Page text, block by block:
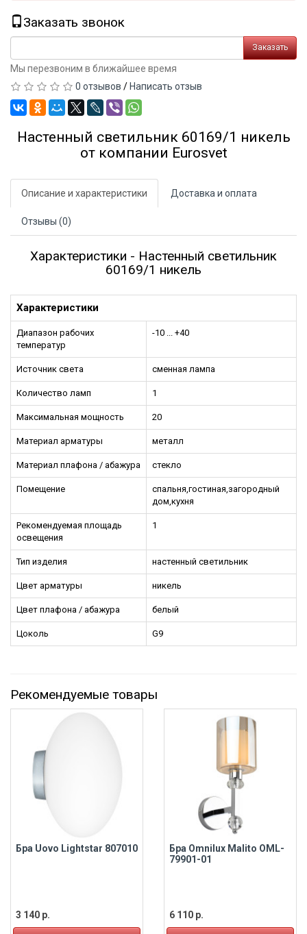
Заказать звонок
Заказать
Мы перезвоним в ближайшее время
0 отзывов / Написать отзыв
Настенный светильник 60169/1 никель
от компании Eurosvet
Описание и характеристики Доставка и оплата
Отзывы (0)
Характеристики - Настенный светильник
60169/1 никель
Характеристики
Диапазон рабочих
температур
-10 ... +40
Источник света сменная лампа
Количество ламп 1
Максимальная мощность 20
Материал арматуры металл
Материал плафона / абажура стекло
Помещение
спальня,гостиная,загородный
дом,кухня
Рекомендуемая площадь
освещения
1
Тип изделия настенный светильник
Цвет арматуры никель
Цвет плафона / абажура белый
Цоколь G9
Рекомендуемые товары
Бра Uovo Lightstar 807010
3 140 р.
Бра Omnilux Malito OML-
79901-01
6 110 р.